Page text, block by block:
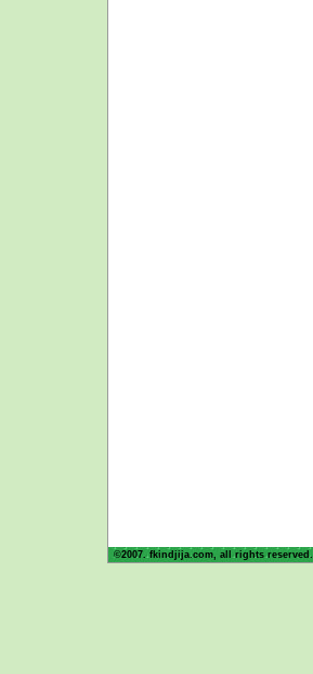
©2007. fkindjija.com, all rights reserved.